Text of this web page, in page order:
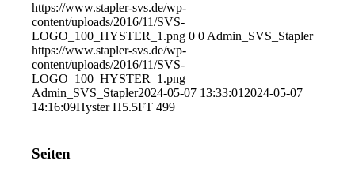
https://www.stapler-svs.de/wp-
content/uploads/2016/11/SVS-
LOGO_100_HYSTER_1.png 0 0 Admin_SVS_Stapler
https://www.stapler-svs.de/wp-
content/uploads/2016/11/SVS-
LOGO_100_HYSTER_1.png
Admin_SVS_Stapler2024-05-07 13:33:01 2024-05-07
14:16:09Hyster H5.5FT 499
Seiten